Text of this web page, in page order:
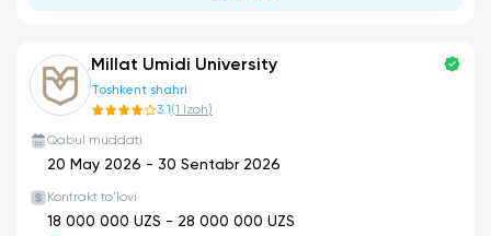
Millat Umidi University
Toshkent shahri
3.1 (1 Izoh)
Qabul muddati
20 May 2026 - 30 Sentabr 2026
Kontrakt to'lovi
18 000 000 UZS - 28 000 000 UZS